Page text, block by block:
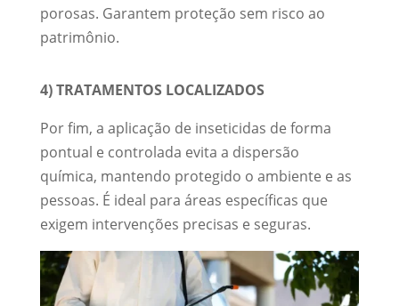
porosas. Garantem proteção sem risco ao
patrimônio.
4) TRATAMENTOS LOCALIZADOS
Por fim, a aplicação de inseticidas de forma
pontual e controlada evita a dispersão
química, mantendo protegido o ambiente e as
pessoas. É ideal para áreas específicas que
exigem intervenções precisas e seguras.